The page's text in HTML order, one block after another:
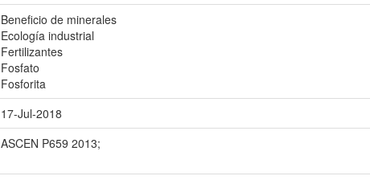
Beneficio de minerales
Ecología industrial
Fertilizantes
Fosfato
Fosforita
17-Jul-2018
ASCEN P659 2013;